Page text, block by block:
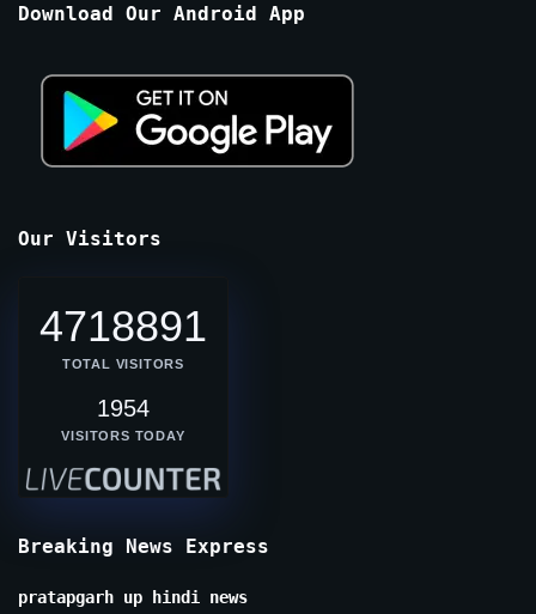
Download Our Android App
Our Visitors
4718891
TOTAL VISITORS
1954
VISITORS TODAY
Breaking News Express
pratapgarh up hindi news